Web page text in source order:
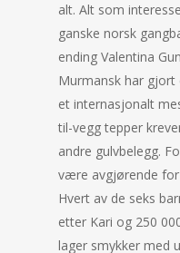
alt. Alt som
ganske norsk
ending Valentina
Murmansk har
et internasjonalt
til-vegg tepper
andre gulvbelegg.
være avgjørende
Hvert av de seks
etter Kari og 250
lager smykker med